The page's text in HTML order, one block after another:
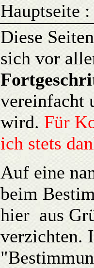
Hauptseite
Diese
sich vor
vereinfacht
wird. Für
ich stets
Auf eine
beim
hier aus
verzichten.